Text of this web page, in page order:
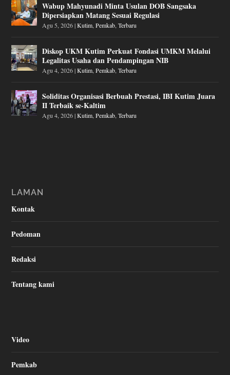
Wabup Mahyunadi Minta Usulan DOB Sangsaka
Dipersiapkan Matang Sesuai Regulasi
Agu 5, 2026|Kutim,Pemkab,Terbaru
Diskop UKM Kutim Perkuat Fondasi UMKM Melalui
Legalitas Usaha dan Pendampingan NIB
Agu 4, 2026|Kutim,Pemkab,Terbaru
Soliditas Organisasi Berbuah Prestasi, IBI Kutim Juara
II Terbaik se-Kaltim
Agu 4, 2026|Kutim,Pemkab,Terbaru
LAMAN
Kontak
Pedoman
Redaksi
Tentang kami
Video
Pemkab